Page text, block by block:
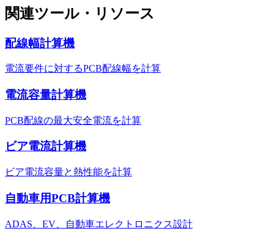
関連ツール・リソース
配線幅計算機
電流要件に対するPCB配線幅を計算
電流容量計算機
PCB配線の最大安全電流を計算
ビア電流計算機
ビア電流容量と熱性能を計算
自動車用PCB計算機
ADAS、EV、自動車エレクトロニクス設計